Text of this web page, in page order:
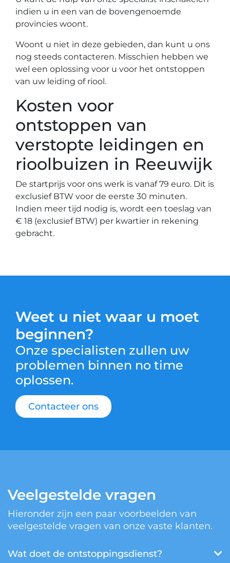
indien u in een van de bovengenoemde
provincies woont.
Woont u niet in deze gebieden, dan kunt u ons
nog steeds contacteren. Misschien hebben we
wel een oplossing voor u voor het ontstoppen
van uw leiding of riool.
Kosten voor
ontstoppen van
verstopte leidingen en
rioolbuizen in Reeuwijk
De startprijs voor ons werk is vanaf 79 euro. Dit is
exclusief BTW voor de eerste 30 minuten.
Indien meer tijd nodig is, wordt een toeslag van
€ 18 (exclusief BTW) per kwartier in rekening
gebracht.
Weet u niet waar u moet
beginnen?
Onze specialisten zullen uw
problemen binnen no time
oplossen.
Contacteer ons
Veelgestelde vragen
Hieronder zijn een paar voorbeelden van
veelgestelde vragen van onze vaste klanten.
Wat doet de ontstoppingsdienst?